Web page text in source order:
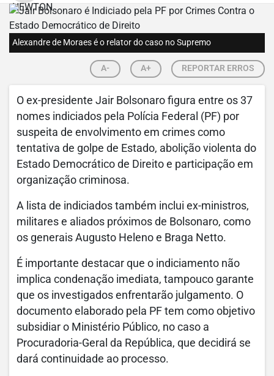
Alexandre de Moraes é o relator do caso no Supremo
A- A+ REPORTAR ERROS
O ex-presidente Jair Bolsonaro figura entre os 37
nomes indiciados pela Polícia Federal (PF) por
suspeita de envolvimento em crimes como
tentativa de golpe de Estado, abolição violenta do
Estado Democrático de Direito e participação em
organização criminosa.
A lista de indiciados também inclui ex-ministros,
militares e aliados próximos de Bolsonaro, como
os generais Augusto Heleno e Braga Netto.
É importante destacar que o indiciamento não
implica condenação imediata, tampouco garante
que os investigados enfrentarão julgamento. O
documento elaborado pela PF tem como objetivo
subsidiar o Ministério Público, no caso a
Procuradoria-Geral da República, que decidirá se
dará continuidade ao processo.